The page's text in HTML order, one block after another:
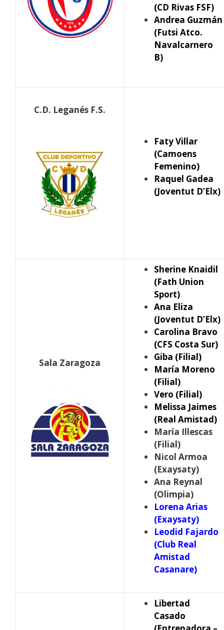
(CD Rivas FSF)
Andrea Guzmán
(Futsi Atco.
Navalcarnero
B)
C.D. Leganés F.S.
Faty Villar
(Camoens
Femenino)
Raquel Gadea
(Joventut D’Elx)
Sala Zaragoza
Sherine Knaidil
(Fath Union
Sport)
Ana Eliza
(Joventut D’Elx)
Carolina Bravo
(CFS Costa Sur)
Giba (Filial)
María Moreno
(Filial)
Vero (Filial)
Melissa Jaimes
(Real Amistad)
María Illescas
(Filial)
Nicol Armoa
(Exaysaty)
Ana Reynal
(Olimpia)
Lorena Arias
(Exaysaty)
Leodid Fajardo
(Club Real
Amistad
Casanare)
Libertad
Casado